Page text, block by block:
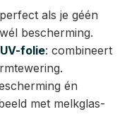
als je géén
bescherming.
folie: combineert
én
met melkglas-